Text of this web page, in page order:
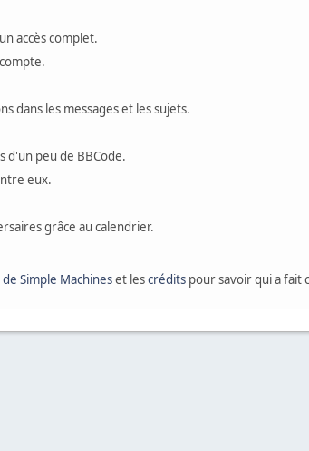
accès complet.
dans les messages et les sujets.
d'un peu de BBCode.
eux.
grâce au calendrier.
Simple Machineset lescrédits pour savoir qui a fait